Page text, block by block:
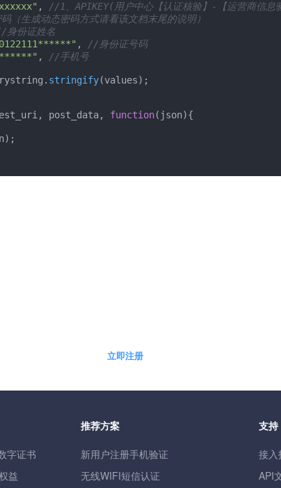
,
//1、APIKEY(用户中心【认证核验】-【运营商信息
（生成动态密码方式请看该文档末尾的说明）
身份证姓名
,
//身份证号码
,
//手机号
stringify(values);
post_data, function( json){
立即注册
字证书
益
推荐方案
新用户注册手机验证
无线WIFI短信认证
支持
接入
API